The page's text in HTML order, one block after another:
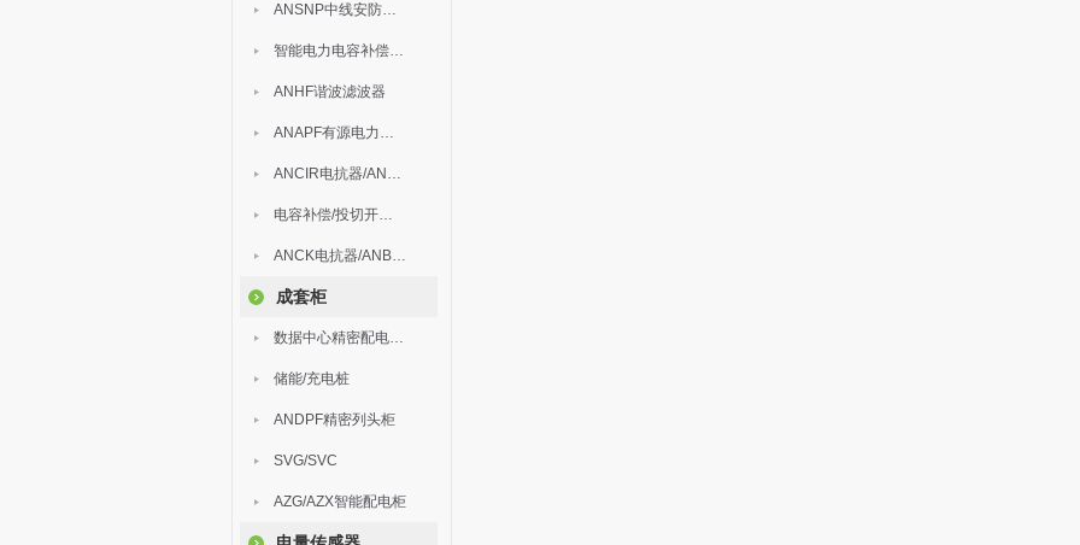
ANSNP中线安防保护器
智能电力电容补偿装置
ANHF谐波滤波器
ANAPF有源电力滤波器
ANCIR电抗器/ANHPD300谐波保护器
电容补偿/投切开关/ARC
ANCK电抗器/ANBSMJ自愈式低压并联电容器
成套柜
数据中心精密配电监控装置
储能/充电桩
ANDPF精密列头柜
SVG/SVC
AZG/AZX智能配电柜